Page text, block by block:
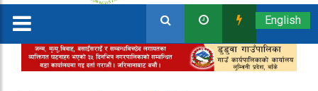
English